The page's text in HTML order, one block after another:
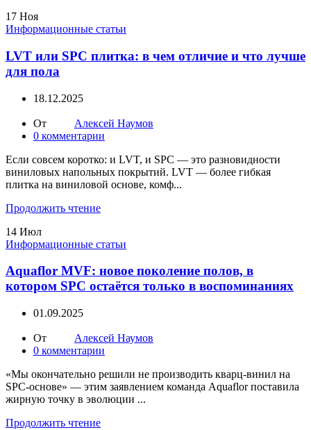
17 Ноя
Информационные статьи
LVT или SPC плитка: в чем отличие и что лучше
для пола
18.12.2025
От
Алексей Наумов
0 комментарии
Если совсем коротко: и LVT, и SPC — это разновидности
виниловых напольных покрытий. LVT — более гибкая
плитка на виниловой основе, комф...
Продолжить чтение
14 Июл
Информационные статьи
Aquaflor MVF: новое поколение полов, в
котором SPC остаётся только в воспоминаниях
01.09.2025
От
Алексей Наумов
0 комментарии
«Мы окончательно решили не производить кварц-винил на
SPC-основе» — этим заявлением команда Aquaflor поставила
жирную точку в эволюции ...
Продолжить чтение